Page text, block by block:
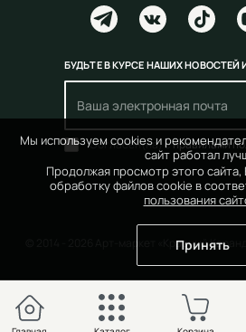
Мы используем cookies и
сайт работал
Продолжая просмотр этого
обработку файлов cookie в
пользования
Принять
БУДЬТЕ В КУРСЕ НАШИХ НОВОСТЕЙ
Согласен(на) справилами
© 2014 - 2026 Арт-маркет «Красный